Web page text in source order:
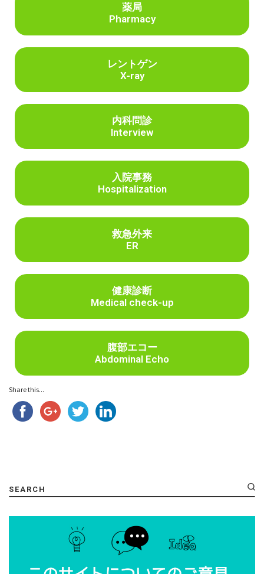
薬局
Pharmacy
レントゲン
X-ray
内科問診
Interview
入院事務
Hospitalization
救急外来
ER
健康診断
Medical check-up
腹部エコー
Abdominal Echo
Share this...
SEARCH